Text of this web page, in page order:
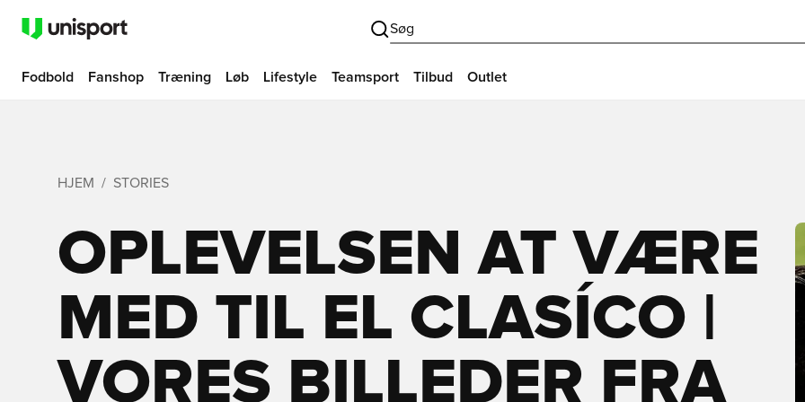
Søg
Fodbold Fanshop Træning Løb Lifestyle Teamsport Tilbud Outlet
HJEM STORIES
OPLEVELSEN AT VÆRE
MED TIL EL CLASÍCO |
VORES BILLEDER FRA